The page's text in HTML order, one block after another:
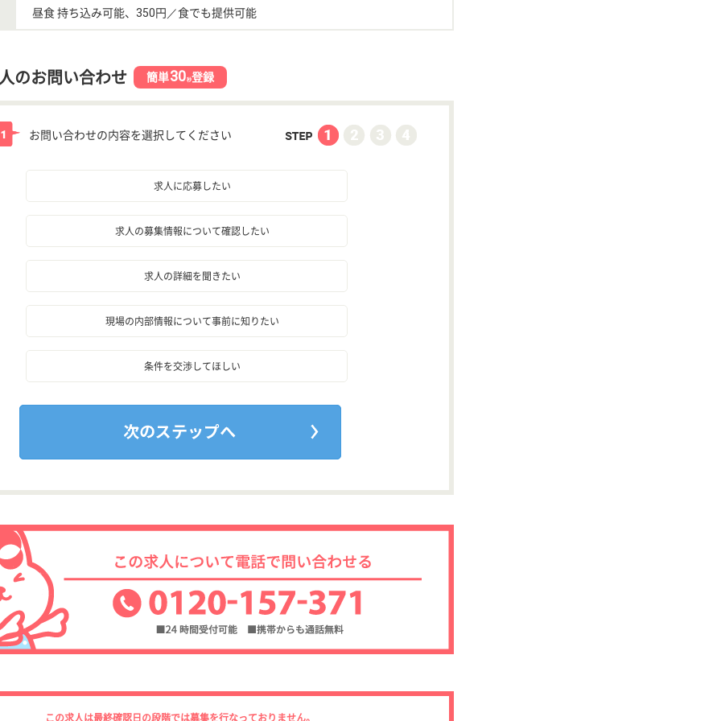
昼食 持ち込み可能、350円／食でも提供可能
のお問い合わせ 簡単30秒登録
お問い合わせの内容を選択してください
求人に応募したい
求人の募集情報について確認したい
求人の詳細を聞きたい
現場の内部情報について事前に知りたい
条件を交渉してほしい